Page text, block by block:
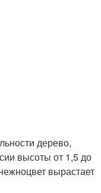
дерево,
высоты от 1,5 до
вырастает